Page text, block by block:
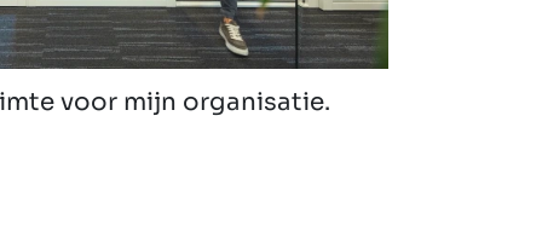
voor mijn organisatie.